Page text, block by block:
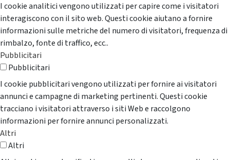
I cookie analitici vengono utilizzati per capire come i visitatori
interagiscono con il sito web. Questi cookie aiutano a fornire
informazioni sulle metriche del numero di visitatori, frequenza di
rimbalzo, fonte di traffico, ecc..
Pubblicitari
Pubblicitari
I cookie pubblicitari vengono utilizzati per fornire ai visitatori
annunci e campagne di marketing pertinenti. Questi cookie
tracciano i visitatori attraverso i siti Web e raccolgono
informazioni per fornire annunci personalizzati.
Altri
Altri